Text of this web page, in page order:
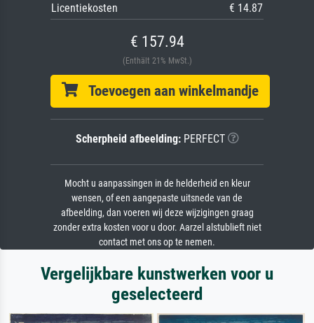
Licentiekosten
€ 14.87
€ 157.94
(Enthält 21% MwSt.)
Toevoegen aan winkelmandje
Scherpheid afbeelding:PERFECT
Mocht u aanpassingen in de helderheid en kleur
wensen, of een aangepaste uitsnede van de
afbeelding, dan voeren wij deze wijzigingen graag
zonder extra kosten voor u door. Aarzel alstublieft niet
contact met ons op te nemen.
Vergelijkbare kunstwerken voor u
geselecteerd